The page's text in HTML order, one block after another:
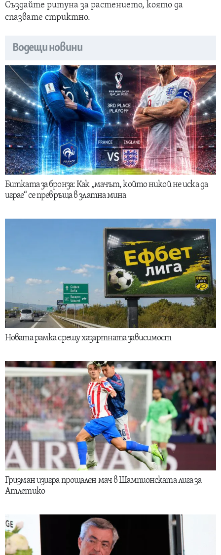
Създайте ритуна за растението, която да
спазвате стриктно.
Водещи новини
Битката за бронза: Как „мачът, който никой не иска да
играе“ се превръща в златна мина
Новата рамка срещу хазартната зависимост
Гризман изигра прощален мач в Шампионската лига за
Атлетико